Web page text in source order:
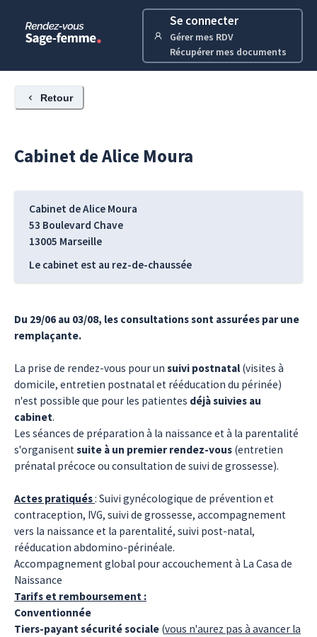
Se connecter
Gérer mes RDV
Récupérer mes documents
Retour
Cabinet deAlice Moura
Cabinet de Alice Moura
53 Boulevard Chave
13005 Marseille
Le cabinet est au rez-de-chaussée
Du 29/06 au 03/08, les consultations sont assurées par une
remplaçante.
La prise de rendez-vous pour un suivi postnatal(visites à
domicile, entretien postnatal et rééducation du périnée)
n'est possible que pour les patientes déjà suivies au
cabinet.
Les séances de préparation à la naissance et à la parentalité
s'organisentsuite à un premier rendez-vous (entretien
prénatal précoce ou consultation de suivi de grossesse).
Actes pratiqués: Suivi gynécologique de prévention et
contraception, IVG, suivi de grossesse, accompagnement
vers la naissance et la parentalité, suivi post-natal,
rééducation abdomino-périnéale.
Accompagnement global pour accouchement à La Casa de
Naissance
Tarifs et remboursement :
Conventionnée
Tiers-payant sécurité sociale (vous n'aurez pas à avancer la